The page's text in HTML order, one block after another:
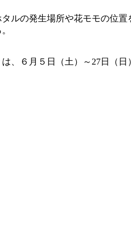
ルの発生場所や花モモの位
、６月５日（土）～27日（日